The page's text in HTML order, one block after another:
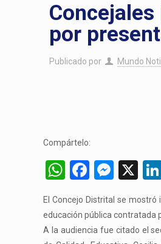
por
Publicado por Mundo
Compártelo:
WhatsApp
X
El Concejo Distrital se
educación pública contratada
A la audiencia fue citado el